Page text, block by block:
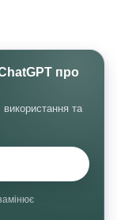
про
та